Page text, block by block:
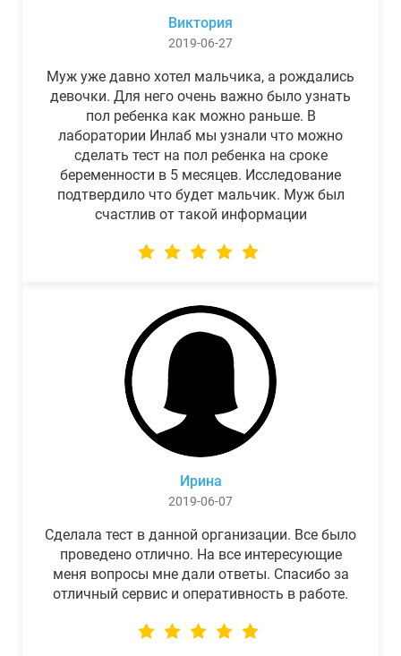
Виктория
2019-06-27
Муж уже давно хотел мальчика, а рождались
девочки. Для него очень важно было узнать
пол ребенка как можно раньше. В
лаборатории Инлаб мы узнали что можно
сделать тест на пол ребенка на сроке
беременности в 5 месяцев. Исследование
подтвердило что будет мальчик. Муж был
счастлив от такой информации
Ирина
2019-06-07
Сделала тест в данной организации. Все было
проведено отлично. На все интересующие
меня вопросы мне дали ответы. Спасибо за
отличный сервис и оперативность в работе.